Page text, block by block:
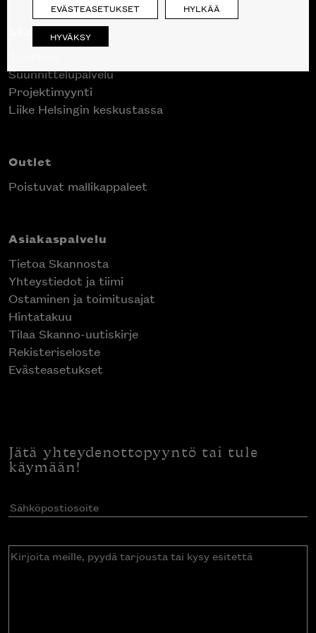
Skanno
Suunnittelupalvelu
Projektimyynti
Liike Helsingin keskustassa
Outlet
Poistuvat mallikappaleet
Asiakaspalvelu
Tietoa Skannosta
Yhteystiedot ja tiimi
Ostaminen ja toimitusajat
Hintatakuu
Tilaa Skanno-uutiskirje
Rekisteriseloste
Evästeasetukset
Jätä yhteydenottopyyntö tai tule
käymään!
Sähköpostiosoite(Pakollinen)
Kirjoita
EVÄSTEASETUKSET HYLKÄÄ
HYVÄKSY